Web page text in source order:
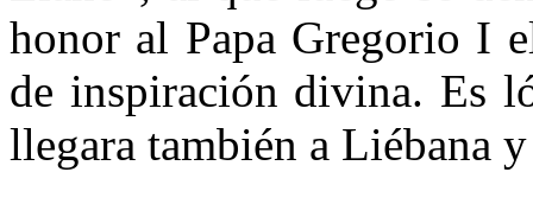
honor al Papa Gregorio I
de inspiración divina. Es
llegara también a Liébana